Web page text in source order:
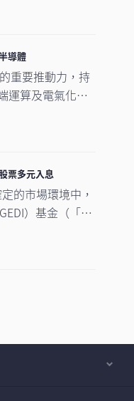
，MSCI明晟中
開支上升所拖
反映於市場價格
我們將重點分析
2026年下半年表
投資團隊亦闡釋
導體
重要推動力，持
運算及電氣化等
是一個由結構性
年錄得亮麗表
面，認為在盈利
加，以及企業AI
持下，行業升勢
並進一步推進至
票多元入息
的市場環境中，
）基金（「本
金的四大投資支
及收益型股票。
，亞洲區多元資
如何在市場周期